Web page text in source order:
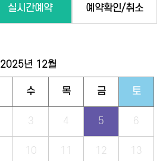
실시간예약 예약확인/취소
2025년 12월
수 목 금 토
3 4 5 6
10 11 12 13